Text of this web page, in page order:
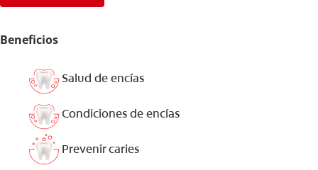
Beneficios
Salud de encías
Condiciones de encías
Prevenir caries